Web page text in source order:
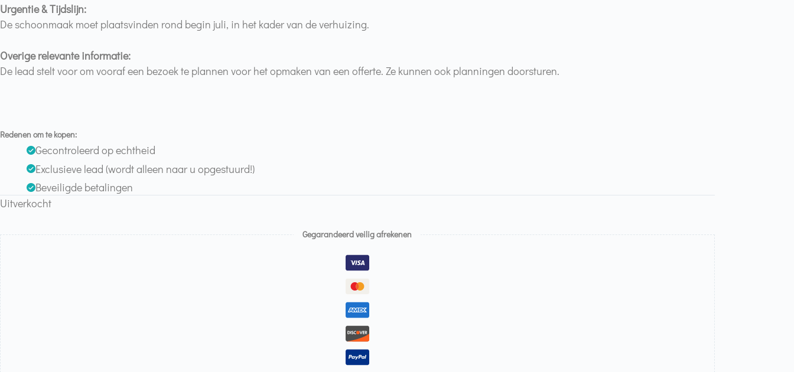
Urgentie & Tijdslijn:
De schoonmaak moet plaatsvinden rond begin juli, in het kader van de verhuizing.
Overige relevante informatie:
De lead stelt voor om vooraf een bezoek te plannen voor het opmaken van een offerte. Ze kunnen ook planningen doorsturen.
Redenen om te kopen:
Gecontroleerd op echtheid
Exclusieve lead (wordt alleen naar u opgestuurd!)
Beveiligde betalingen
Uitverkocht
Gegarandeerd veilig afrekenen